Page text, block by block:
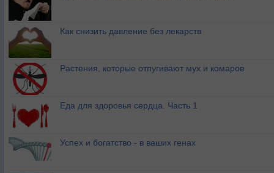
Как снизить давление без лекарств
Растения, которые отпугивают мух и комаров
Еда для здоровья сердца. Часть 1
Успех и богатство - в ваших генах